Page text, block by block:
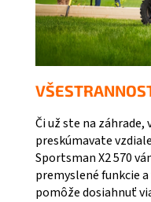
Či už ste na záhrade,
preskúmavate
Sportsman X2 570
premyslené funkcie
pomôže dosiahnuť